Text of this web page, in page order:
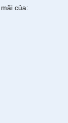
của: